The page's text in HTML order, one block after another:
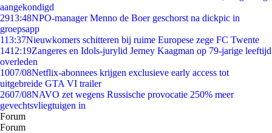
aangekondigd
2913:48NPO-manager Menno de Boer geschorst na dickpic in
groepsapp
113:37Nieuwkomers schitteren bij ruime Europese zege FC Twente
1412:19Zangeres en Idols-jurylid Jerney Kaagman op 79-jarige leeftijd
overleden
1007/08Netflix-abonnees krijgen exclusieve early access tot
uitgebreide GTA VI trailer
2607/08NAVO zet wegens Russische provocatie 250% meer
gevechtsvliegtuigen in
Forum
Forum